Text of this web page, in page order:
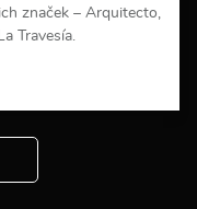
značek – Arquitecto,
Travesía.